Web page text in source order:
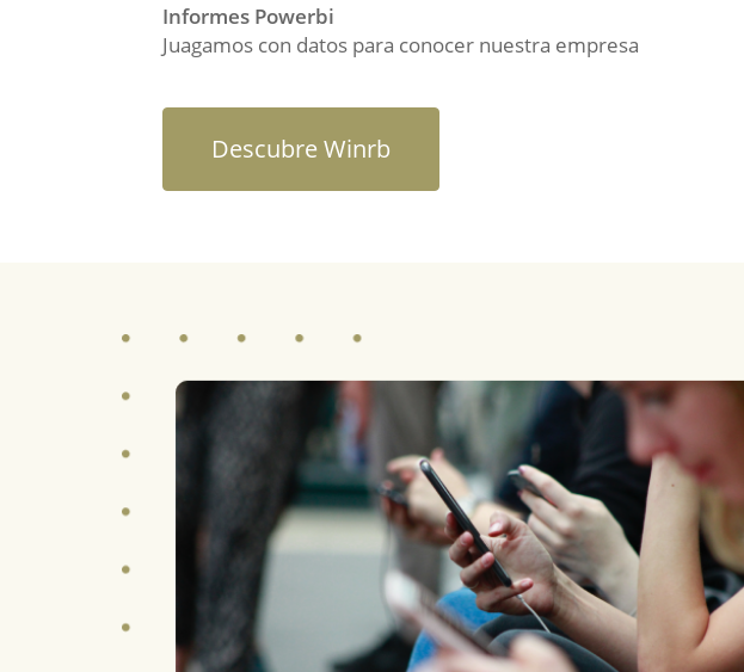
Informes Powerbi
Juagamos con datos para conocer nuestra empresa
Descubre Winrb